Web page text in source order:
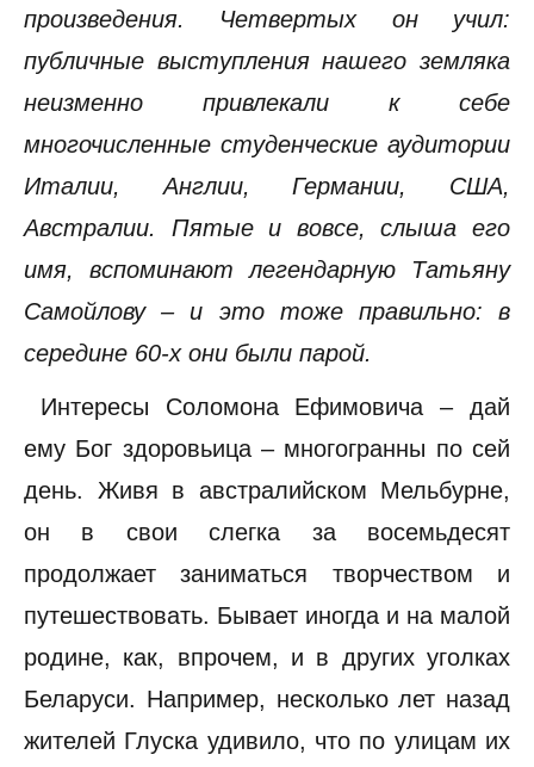
произведения. Четвертых он учил:
публичные выступления нашего земляка
неизменно привлекали к себе
многочисленные студенческие аудитории
Италии, Англии, Германии, США,
Австралии. Пятые и вовсе, слыша его
имя, вспоминают легендарную Татьяну
Самойлову – и это тоже правильно: в
середине 60-х они были парой.
Интересы Соломона Ефимовича – дай
ему Бог здоровьица – многогранны по сей
день. Живя в австралийском Мельбурне,
он в свои слегка за восемьдесят
продолжает заниматься творчеством и
путешествовать. Бывает иногда и на малой
родине, как, впрочем, и в других уголках
Беларуси. Например, несколько лет назад
жителей Глуска удивило, что по улицам их